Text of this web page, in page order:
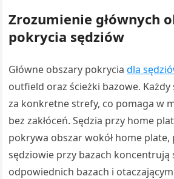
Zrozumienie głównych
pokrycia sędziów
Główne obszary pokryciadla
outfield oraz ścieżki bazowe.
za konkretne strefy, co pomaga w
bez zakłóceń. Sędzia przy home
pokrywa obszar wokół home plate,
sędziowie przy bazach koncentrują
odpowiednich bazach i